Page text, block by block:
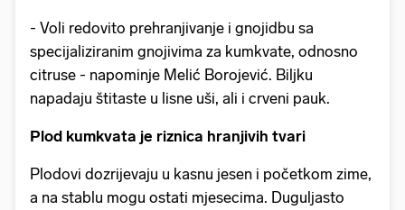
- Voli redovito prehranjivanje i gnojidbu sa
specijaliziranim gnojivima za kumkvate, odnosno
citruse - napominje Melić Borojević. Biljku
napadaju štitaste u lisne uši, ali i crveni pauk.
Plod kumkvata je riznica hranjivih tvari
Plodovi dozrijevaju u kasnu jesen i početkom zime,
a na stablu mogu ostati mjesecima. Duguljasto